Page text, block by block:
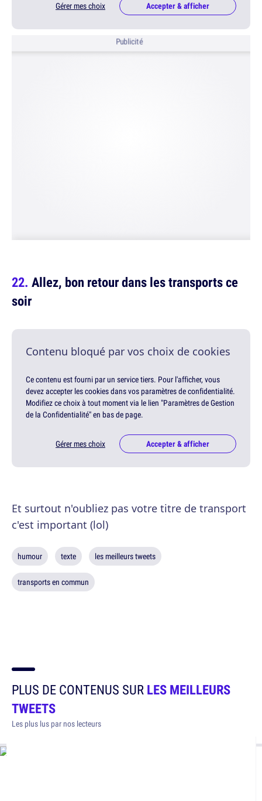
Gérer mes choix Accepter & afficher
Publicité
Allez, bon retour dans les transports ce
soir
Contenu bloqué par vos choix de cookies
Ce contenu est fourni par un service tiers. Pour l'afficher, vous
devez accepter les cookies dans vos paramètres de confidentialité.
Modifiez ce choix à tout moment via le lien "Paramètres de Gestion
de la Confidentialité" en bas de page.
Gérer mes choix Accepter & afficher
Et surtout n'oubliez pas votre titre de transport
c'est important (lol)
humour texte les meilleurs tweets
transports en commun
PLUS DE CONTENUS SURLES MEILLEURS
TWEETS
Les plus lus par nos lecteurs